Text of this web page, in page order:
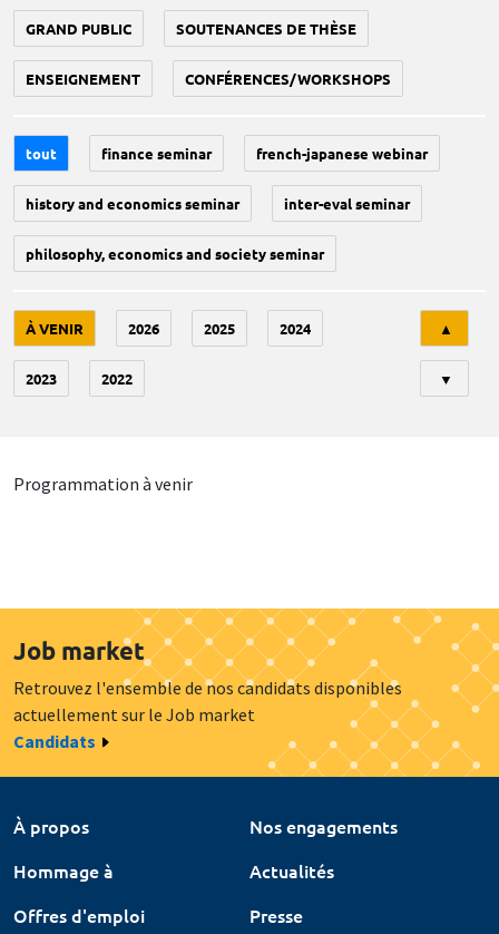
GRAND PUBLIC SOUTENANCES DE THÈSE
ENSEIGNEMENT CONFÉRENCES/WORKSHOPS
tout finance seminar french-japanese webinar
history and economics seminar inter-eval seminar
philosophy, economics and society seminar
À VENIR 2026 2025 2024
2023 2022
▲
▼
Programmation à venir
Job market
Retrouvez l'ensemble de nos candidats disponibles
actuellement sur le Job market
Candidats
À propos
Nos engagements
Hommage à
Actualités
Offres d'emploi
Presse